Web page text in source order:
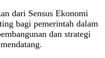
dari Sensus Ekonomi
bagi pemerintah dalam
dan strategi